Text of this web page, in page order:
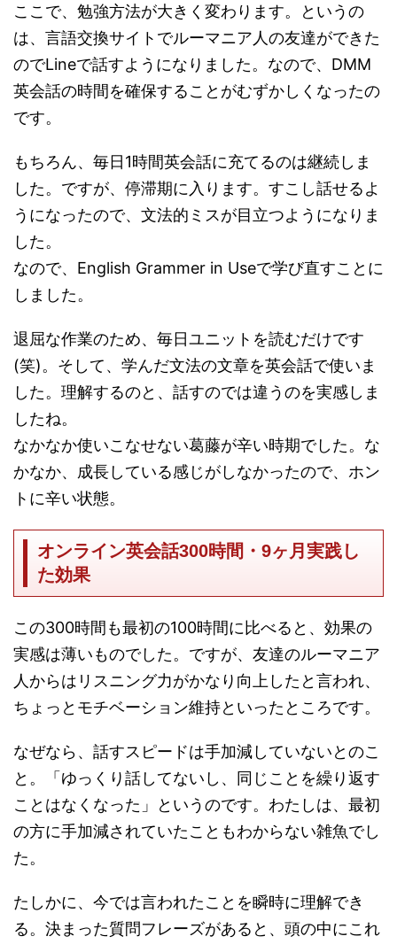
ここで、勉強方法が大きく変わります。というの
は、言語交換サイトでルーマニア人の友達ができた
のでLineで話すようになりました。なので、DMM
英会話の時間を確保することがむずかしくなったの
です。
もちろん、毎日1時間英会話に充てるのは継続しま
した。ですが、停滞期に入ります。すこし話せるよ
うになったので、文法的ミスが目立つようになりま
した。
なので、English Grammer in Useで学び直すことに
しました。
退屈な作業のため、毎日ユニットを読むだけです
(笑)。そして、学んだ文法の文章を英会話で使いま
した。理解するのと、話すのでは違うのを実感しま
したね。
なかなか使いこなせない葛藤が辛い時期でした。な
かなか、成長している感じがしなかったので、ホン
トに辛い状態。
オンライン英会話300時間・9ヶ月実践し
た効果
この300時間も最初の100時間に比べると、効果の
実感は薄いものでした。ですが、友達のルーマニア
人からはリスニング力がかなり向上したと言われ、
ちょっとモチベーション維持といったところです。
なぜなら、話すスピードは手加減していないとのこ
と。「ゆっくり話してないし、同じことを繰り返す
ことはなくなった」というのです。わたしは、最初
の方に手加減されていたこともわからない雑魚でし
た。
たしかに、今では言われたことを瞬時に理解でき
る。決まった質問フレーズがあると、頭の中にこれ